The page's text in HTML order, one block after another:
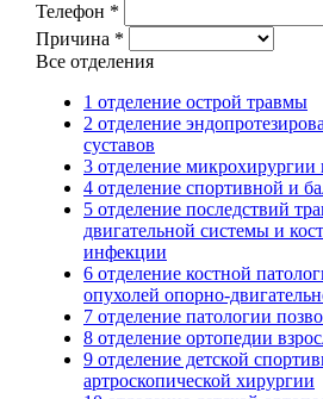
Телефон *
Причина *
Все отделения
1 отделение острой травмы
2 отделение
суставов
3 отделение микрохирургии
4 отделение спортивной и
5 отделение последствий
двигательной системы и
инфекции
6 отделение костной
опухолей опорно-
7 отделение патологии
8 отделение ортопедии
9 отделение детской
артроскопической хирургии